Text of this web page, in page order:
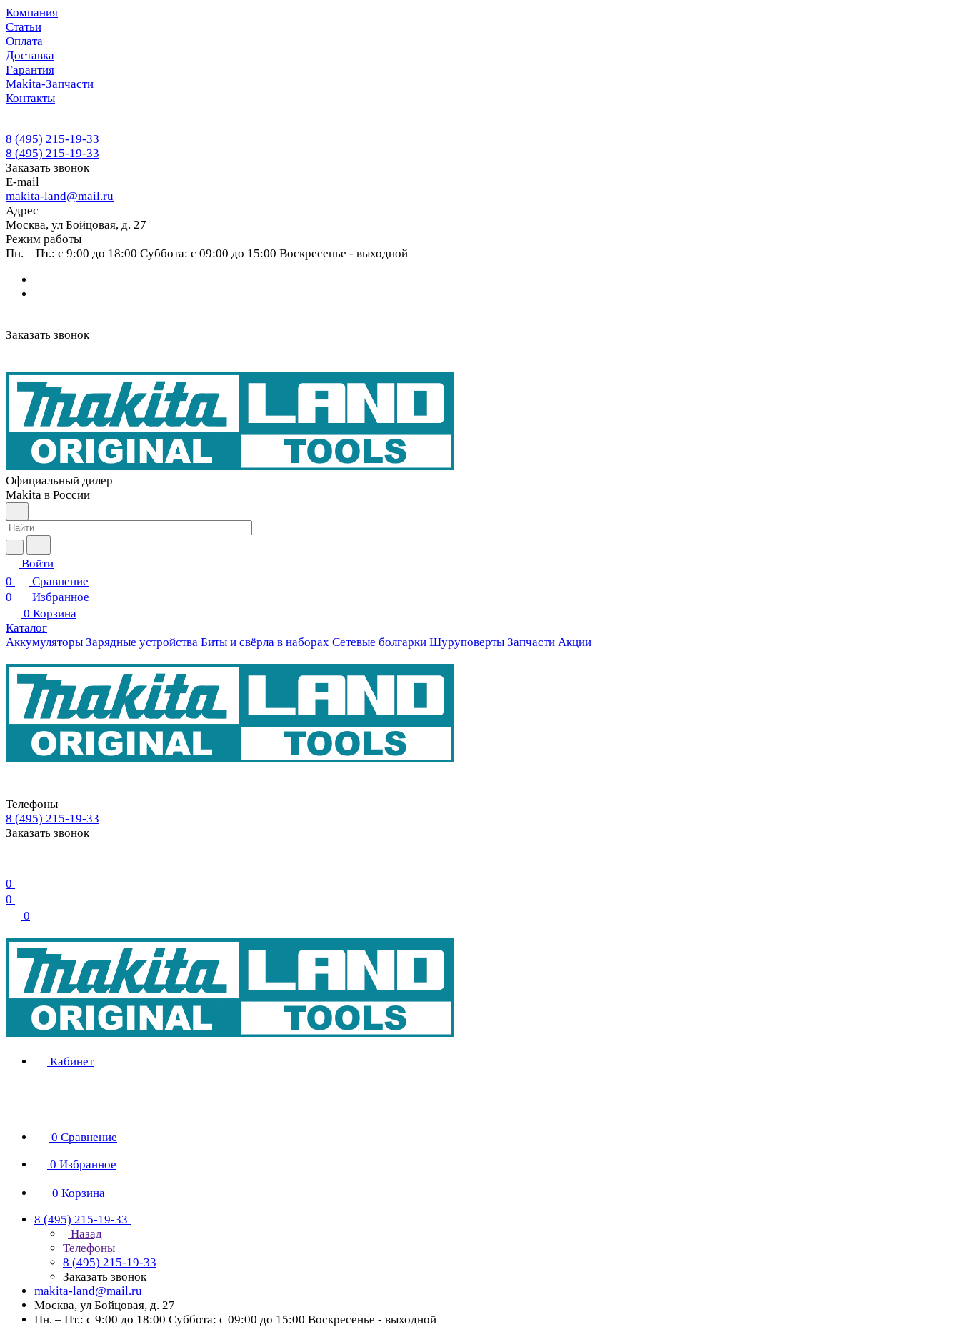
Компания
Статьи
Оплата
Доставка
Гарантия
Makita-Запчасти
Контакты
8 (495) 215-19-33
8 (495) 215-19-33
Заказать звонок
E-mail
makita-land@mail.ru
Адрес
Москва, ул Бойцовая, д. 27
Режим работы
Пн. – Пт.: с 9:00 до 18:00 Суббота: с 09:00 до 15:00 Воскресенье - выходной
Заказать звонок
Официальный дилер
Makita в России
Войти
0
Сравнение
0
Избранное
0 Корзина
Каталог
Аккумуляторы Зарядные устройства Биты и свёрла в наборах Сетевые болгарки Шуруповерты Запчасти Акции
Телефоны
8 (495) 215-19-33
Заказать звонок
0
0
0
Кабинет
0 Сравнение
0 Избранное
0 Корзина
8 (495) 215-19-33
Назад
Телефоны
8 (495) 215-19-33
Заказать звонок
makita-land@mail.ru
Москва, ул Бойцовая, д. 27
Пн. – Пт.: с 9:00 до 18:00 Суббота: с 09:00 до 15:00 Воскресенье - выходной